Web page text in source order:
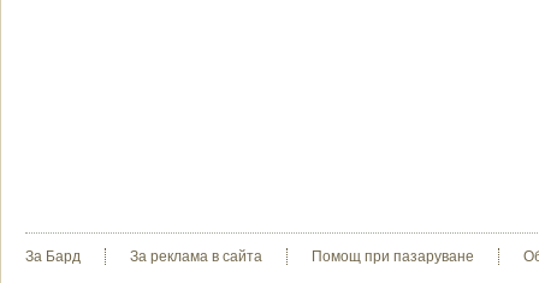
За Бард За реклама в сайта Помощ при пазаруване